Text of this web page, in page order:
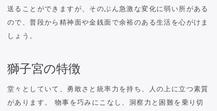
送ることができますが、そのぶん急激な変化に弱い所がある
ので、普段から精神面や金銭面で余裕のある生活を心がけま
しょう。
獅子宮の特徴
堂々としていて、勇敢さと統率力を持ち、人の上に立つ素質
があります。 物事を巧みにこなし、洞察力と困難を乗り切